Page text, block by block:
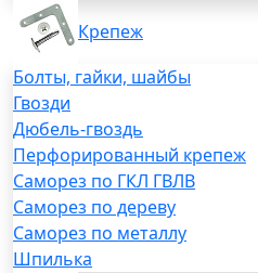
Крепеж
Болты, гайки, шайбы
Гвозди
Дюбель-гвоздь
Перфорированный крепеж
Саморез по ГКЛ ГВЛВ
Саморез по дереву
Саморез по металлу
Шпилька